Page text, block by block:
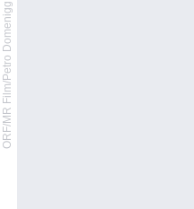
ORF/MR Film/Petro Domenigg